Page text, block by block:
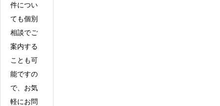
件につい
ても個別
相談でご
案内する
ことも可
能ですの
で、お気
軽にお問